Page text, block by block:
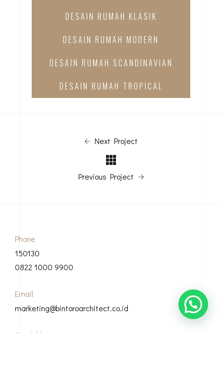
DESAIN RUMAH KLASIK
DESAIN RUMAH MODERN
DESAIN RUMAH SCANDINAVIAN
DESAIN RUMAH TROPICAL
Next Project
Previous Project
Phone
150130
0822 1000 9900
Email
marketing@bintoroarchitect.co.id
Our Address